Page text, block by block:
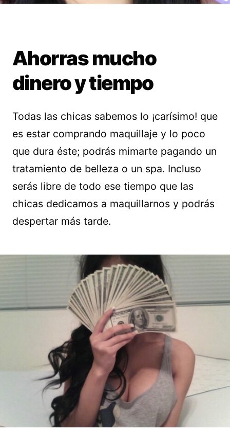
Ahorras mucho
dinero y tiempo
Todas las chicas sabemos lo ¡carísimo! que
es estar comprando maquillaje y lo poco
que dura éste; podrás mimarte pagando un
tratamiento de belleza o un spa. Incluso
serás libre de todo ese tiempo que las
chicas dedicamos a maquillarnos y podrás
despertar más tarde.